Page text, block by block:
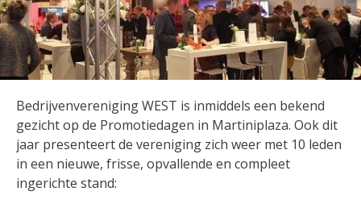
Bedrijvenvereniging WEST is inmiddels een bekend
gezicht op de Promotiedagen in Martiniplaza. Ook dit
jaar presenteert de vereniging zich weer met 10 leden
in een nieuwe, frisse, opvallende en compleet
ingerichte stand: